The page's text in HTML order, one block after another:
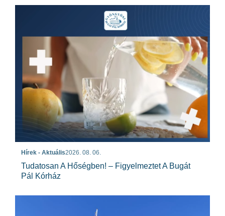
Hírek - Aktuális2026. 08. 06.
Tudatosan A Hőségben! – Figyelmeztet A Bugát
Pál Kórház